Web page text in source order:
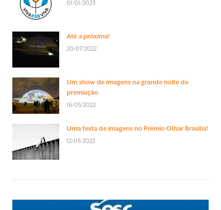
01/01/2023
Até a próxima!
20/07/2022
Um show de imagens na grande noite de
premiação
16/05/2022
Uma festa de imagens no Prêmio Olhar Brasília!
12/05/2022